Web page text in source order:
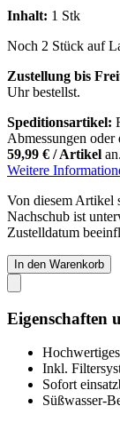
Inhalt: 1 Stk
Noch 2 Stück auf
Zustellung bis
Uhrbestellst.
Speditionsartikel:
Abmessungen
59,99 € / Artikel an.
Weitere
Von diesem Artikel
Nachschub ist
Zustelldatum
In den Warenkorb
Eigenschaften
Inkl.
Sofort
Süßwasser-